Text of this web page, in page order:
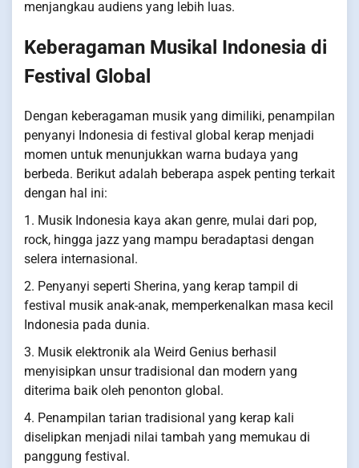
menjangkau audiens yang lebih luas.
Keberagaman Musikal Indonesia di
Festival Global
Dengan keberagaman musik yang dimiliki, penampilan
penyanyi Indonesia di festival global kerap menjadi
momen untuk menunjukkan warna budaya yang
berbeda. Berikut adalah beberapa aspek penting terkait
dengan hal ini:
1. Musik Indonesia kaya akan genre, mulai dari pop,
rock, hingga jazz yang mampu beradaptasi dengan
selera internasional.
2. Penyanyi seperti Sherina, yang kerap tampil di
festival musik anak-anak, memperkenalkan masa kecil
Indonesia pada dunia.
3. Musik elektronik ala Weird Genius berhasil
menyisipkan unsur tradisional dan modern yang
diterima baik oleh penonton global.
4. Penampilan tarian tradisional yang kerap kali
diselipkan menjadi nilai tambah yang memukau di
panggung festival.